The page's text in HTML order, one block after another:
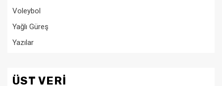
Voleybol
Yağlı Güreş
Yazılar
ÜST VERI